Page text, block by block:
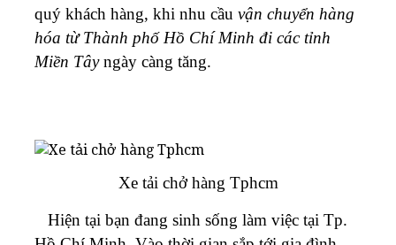
quý khách hàng, khi nhu cầu vận chuyển hàng
hóa từ Thành phố Hồ Chí Minh đi các tỉnh
Miền Tâyngày càng tăng.
Xe tải chở hàng Tphcm
Hiện tại bạn đang sinh sống làm việc tại Tp.